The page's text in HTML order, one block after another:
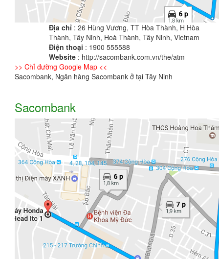
Địa chỉ : 26 Hùng Vương, TT Hòa Thành, H Hòa
Thành, Tây Ninh, Hoà Thành, Tây Ninh, Vietnam
Điện thoại : 1900 555588
Website : http://sacombank.com.vn/the/atm
>> Chỉ đường Google Map <<
Sacombank, Ngân hàng Sacombank ở tại Tây Ninh
Sacombank